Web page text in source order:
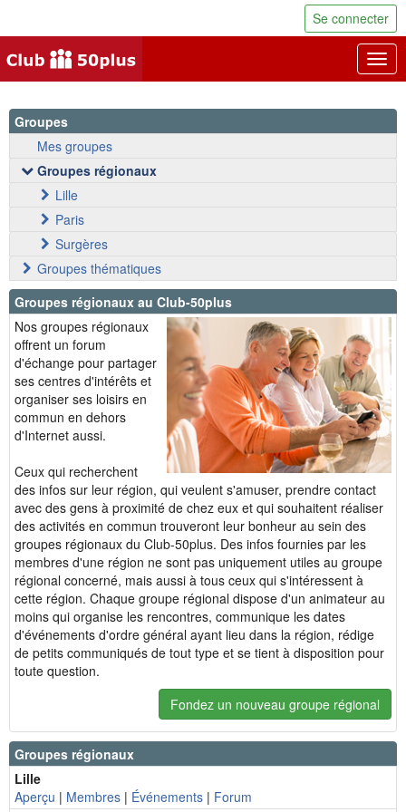
Se connecter
Groupes
Mes groupes
Groupes régionaux
Lille
Paris
Surgères
Groupes thématiques
Groupes régionaux au Club-50plus
Nos groupes régionaux
offrent un forum
d'échange pour partager
ses centres d'intérêts et
organiser ses loisirs en
commun en dehors
d'Internet aussi.
Ceux qui recherchent
des infos sur leur région, qui veulent s'amuser, prendre contact
avec des gens à proximité de chez eux et qui souhaitent réaliser
des activités en commun trouveront leur bonheur au sein des
groupes régionaux du Club-50plus. Des infos fournies par les
membres d'une région ne sont pas uniquement utiles au groupe
régional concerné, mais aussi à tous ceux qui s'intéressent à
cette région. Chaque groupe régional dispose d'un animateur au
moins qui organise les rencontres, communique les dates
d'événements d'ordre général ayant lieu dans la région, rédige
de petits communiqués de tout type et se tient à disposition pour
toute question.
Fondez un nouveau groupe régional
Groupes régionaux
Lille
Aperçu | Membres | Événements | Forum